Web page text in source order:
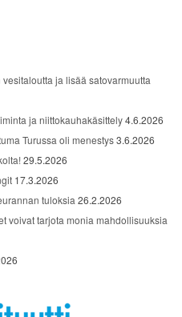
ja lisää satovarmuutta
ja niittokauhakäsittely4.6.2026
Turussa oli menestys3.6.2026
29.5.2026
17.3.2026
tuloksia 26.2.2026
voivat tarjota monia mahdollisuuksia